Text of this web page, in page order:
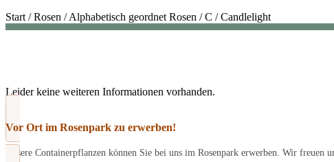
Start /Rosen /Alphabetisch geordnet Rosen /C /Candlelight
Leider keine weiteren Informationen vorhanden.
Vor Ort im Rosenpark zu erwerben!
Unsere Containerpflanzen können Sie bei uns im Rosenpark erwerben. Wir freuen